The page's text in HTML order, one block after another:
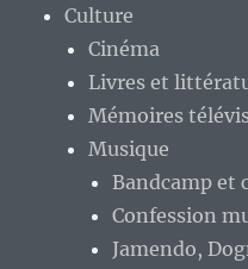
Culture
Cinéma
Livres et
Mémoires
Musique
Bandcamp et
Confession
Jamendo,